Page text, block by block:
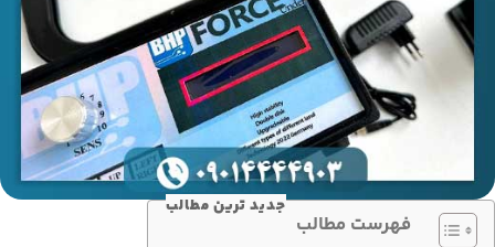
جدید ترین مطالب
فهرست مطالب